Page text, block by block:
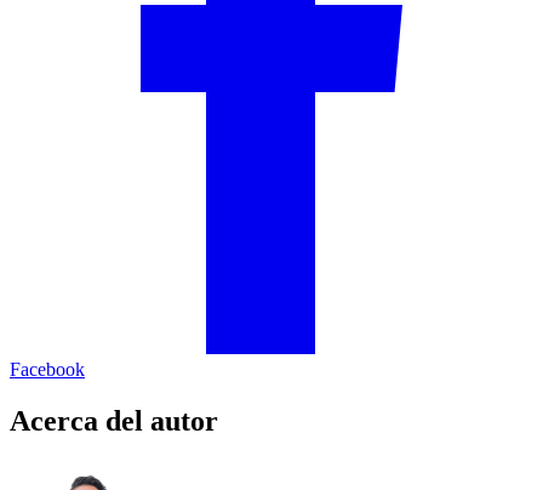
Facebook
Acerca del autor